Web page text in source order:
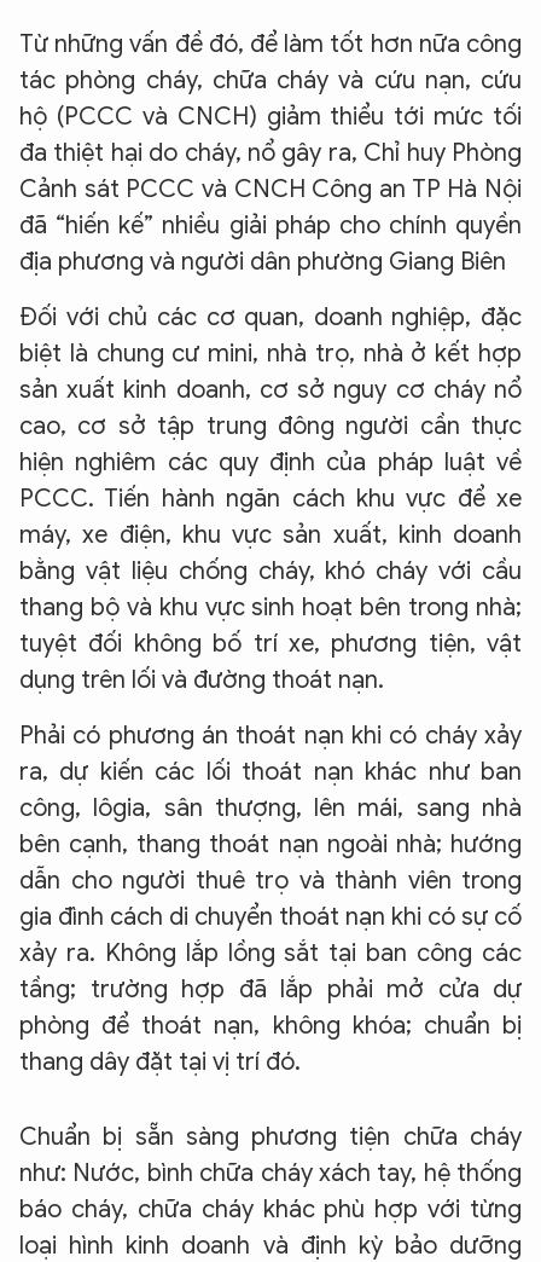
Từ những vấn đề đó, để làm tốt hơn nữa công
tác phòng cháy, chữa cháy và cứu nạn, cứu
hộ (PCCC và CNCH) giảm thiểu tới mức tối
đa thiệt hại do cháy, nổ gây ra, Chỉ huy Phòng
Cảnh sát PCCC và CNCH Công an TP Hà Nội
đã “hiến kế” nhiều giải pháp cho chính quyền
địa phương và người dân phường Giang Biên
Đối với chủ các cơ quan, doanh nghiệp, đặc
biệt là chung cư mini, nhà trọ, nhà ở kết hợp
sản xuất kinh doanh, cơ sở nguy cơ cháy nổ
cao, cơ sở tập trung đông người cần thực
hiện nghiêm các quy định của pháp luật về
PCCC. Tiến hành ngăn cách khu vực để xe
máy, xe điện, khu vực sản xuất, kinh doanh
bằng vật liệu chống cháy, khó cháy với cầu
thang bộ và khu vực sinh hoạt bên trong nhà;
tuyệt đối không bố trí xe, phương tiện, vật
dụng trên lối và đường thoát nạn.
Phải có phương án thoát nạn khi có cháy xảy
ra, dự kiến các lối thoát nạn khác như ban
công, lôgia, sân thượng, lên mái, sang nhà
bên cạnh, thang thoát nạn ngoài nhà; hướng
dẫn cho người thuê trọ và thành viên trong
gia đình cách di chuyển thoát nạn khi có sự cố
xảy ra. Không lắp lồng sắt tại ban công các
tầng; trường hợp đã lắp phải mở cửa dự
phòng để thoát nạn, không khóa; chuẩn bị
thang dây đặt tại vị trí đó.
Chuẩn bị sẵn sàng phương tiện chữa cháy
như: Nước, bình chữa cháy xách tay, hệ thống
báo cháy, chữa cháy khác phù hợp với từng
loại hình kinh doanh và định kỳ bảo dưỡng